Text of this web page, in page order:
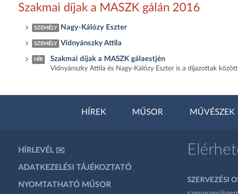
Szakmai díjak a MASZK gálán 2016
SZEMÉLY Nagy-Kálózy Eszter
SZEMÉLY Vidnyánszky Attila
HÍR Szakmai díjak a MASZK gálaestjén
Vidnyánszky Attila és Nagy-Kálózy Eszter is a díjazottak között
HÍREK MŰSOR MŰVÉSZEK
HÍRLEVÉL ✉️
ADATKEZELÉSI TÁJÉKOZTATÓ
NYOMTATHATÓ MŰSOR
SZERVEZÉSI